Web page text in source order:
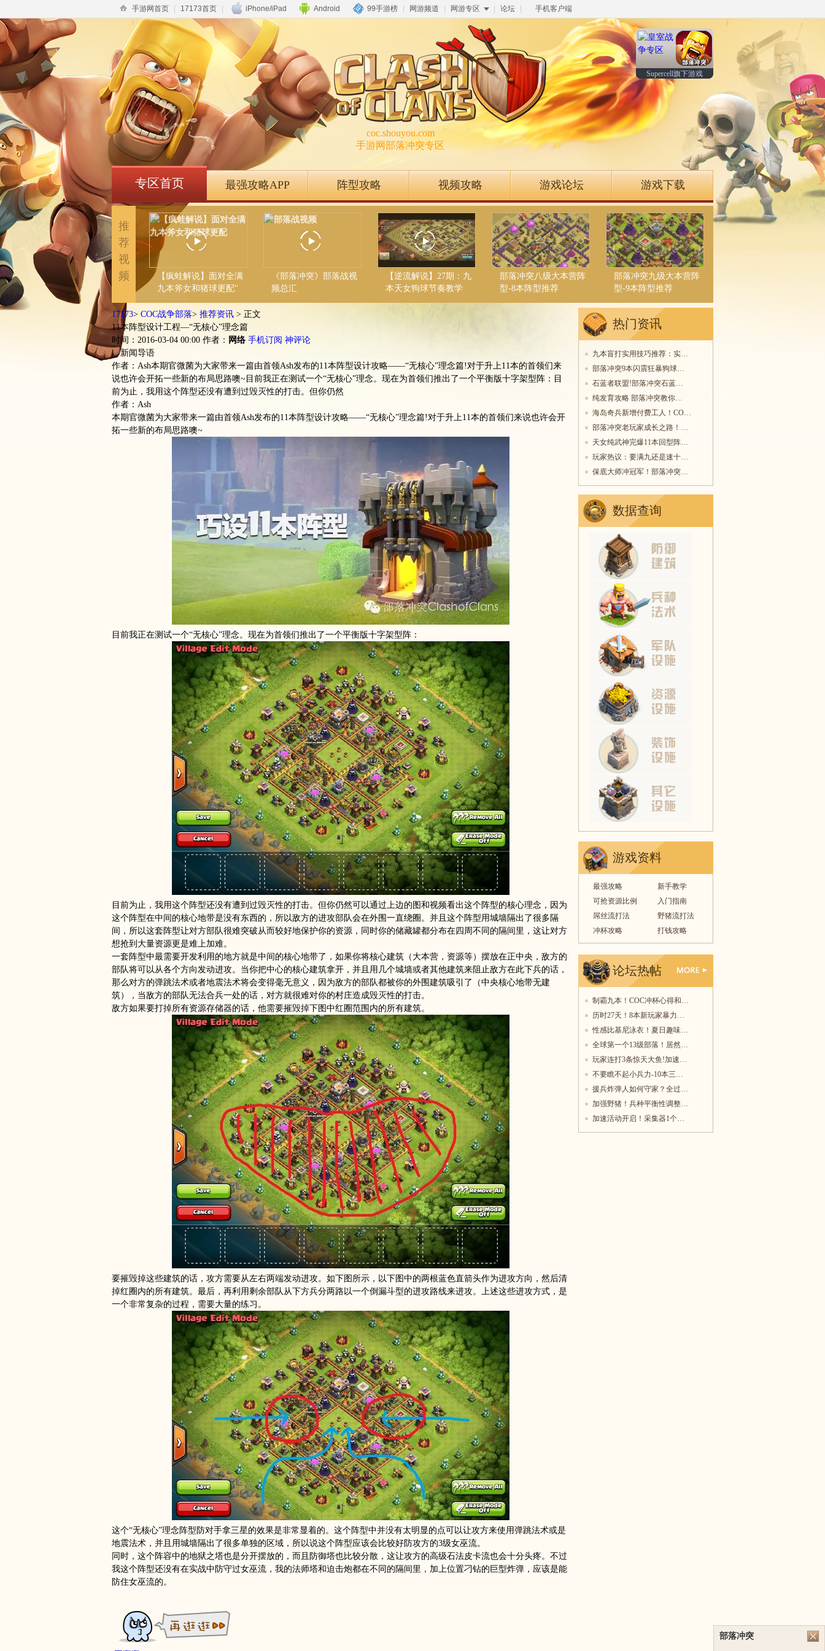
手游网首页 17173首页 iPhone/iPad Android 99手游榜 网游频道 网游专区 论坛 手机客户端
coc.shouyou.com
手游网部落冲突专区
Supercell旗下游戏
专区首页 最强攻略APP 阵型攻略 视频攻略 游戏论坛 游戏下载
推
荐
视
频
【疯蛙解说】面对全满
九本斧女和猪球更配"
《部落冲突》部落战视
频总汇
【逆流解说】27期：九
本天女狗球节奏教学
部落冲突八级大本营阵
型-8本阵型推荐
部落冲突九级大本营阵
型-9本阵型推荐
17173> COC战争部落> 推荐资讯 > 正文
11本阵型设计工程—“无核心”理念篇
时间：2016-03-04 00:00 作者： 网络 手机订阅 神评论
新闻导语
作者：Ash本期官微菌为大家带来一篇由首领Ash发布的11本阵型设计攻略——“无核心”理念篇!对于升上11本的首领们来
说也许会开拓一些新的布局思路噢~目前我正在测试一个“无核心”理念。现在为首领们推出了一个平衡版十字架型阵：目
前为止，我用这个阵型还没有遭到过毁灭性的打击。但你仍然
作者：Ash
本期官微菌为大家带来一篇由首领Ash发布的11本阵型设计攻略——“无核心”理念篇!对于升上11本的首领们来说也许会开
拓一些新的布局思路噢~
目前我正在测试一个“无核心”理念。现在为首领们推出了一个平衡版十字架型阵：
目前为止，我用这个阵型还没有遭到过毁灭性的打击。但你仍然可以通过上边的图和视频看出这个阵型的核心理念，因为
这个阵型在中间的核心地带是没有东西的，所以敌方的进攻部队会在外围一直绕圈。并且这个阵型用城墙隔出了很多隔
间，所以这套阵型让对方部队很难突破从而较好地保护你的资源，同时你的储藏罐都分布在四周不同的隔间里，这让对方
想抢到大量资源更是难上加难。
一套阵型中最需要开发利用的地方就是中间的核心地带了，如果你将核心建筑（大本营，资源等）摆放在正中央，敌方的
部队将可以从各个方向发动进攻。当你把中心的核心建筑拿开，并且用几个城墙或者其他建筑来阻止敌方在此下兵的话，
那么对方的弹跳法术或者地震法术将会变得毫无意义，因为敌方的部队都被你的外围建筑吸引了（中央核心地带无建
筑），当敌方的部队无法合兵一处的话，对方就很难对你的村庄造成毁灭性的打击。
敌方如果要打掉所有资源存储器的话，他需要摧毁掉下图中红圈范围内的所有建筑。
要摧毁掉这些建筑的话，攻方需要从左右两端发动进攻。如下图所示，以下图中的两根蓝色直箭头作为进攻方向，然后清
掉红圈内的所有建筑。最后，再利用剩余部队从下方兵分两路以一个倒漏斗型的进攻路线来进攻。上述这些进攻方式，是
一个非常复杂的过程，需要大量的练习。
这个“无核心”理念阵型防对手拿三星的效果是非常显着的。这个阵型中并没有太明显的点可以让攻方来使用弹跳法术或是
地震法术，并且用城墙隔出了很多单独的区域，所以说这个阵型应该会比较好防攻方的3级女巫流。
同时，这个阵容中的地狱之塔也是分开摆放的，而且防御塔也比较分散，这让攻方的高级石法皮卡流也会十分头疼。不过
我这个阵型还没有在实战中防守过女巫流，我的法师塔和迫击炮都在不同的隔间里，加上位置刁钻的巨型炸弹，应该是能
防住女巫流的。
热门资讯
九本盲打实用技巧推荐：实…
部落冲突9本闪震狂暴狗球…
石蓝者联盟!部落冲突石蓝…
纯发育攻略 部落冲突教你…
海岛奇兵新增付费工人！CO…
部落冲突老玩家成长之路！…
天女纯武神完爆11本回型阵…
玩家热议：要满九还是速十…
保底大师冲冠军！部落冲突…
数据查询
游戏资料
最强攻略
新手教学
可抢资源比例
入门指南
屌丝流打法
野猪流打法
冲杯攻略
打钱攻略
论坛热帖
制霸九本！COC冲杯心得和…
历时27天！8本新玩家暴力…
性感比基尼泳衣！夏日趣味…
全球第一个13级部落！居然…
玩家连打3条惊天大鱼!加速…
不要瞧不起小兵力-10本三…
援兵炸弹人如何守家？全过…
加强野猪！兵种平衡性调整…
加速活动开启！采集器1个…
部落冲突